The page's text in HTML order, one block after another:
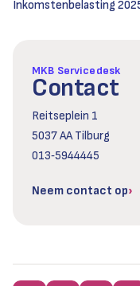
Inkomstenbelasting
MKB Servicedesk
Contact
Reitseplein 1
5037 AA Tilburg
013‑5944445
Neem contact op